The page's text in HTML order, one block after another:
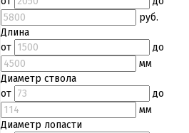
руб.
Длина
от
до
мм
Диаметр ствола
от
до
мм
Диаметр лопасти